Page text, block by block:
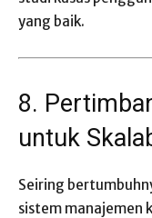
yang baik.
8.
untuk
Seiring
sistem manajemen